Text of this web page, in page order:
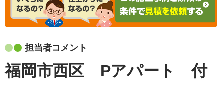
担当者コメント
福岡市西区 Pアパート 付